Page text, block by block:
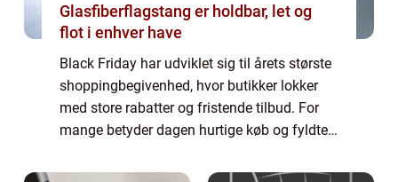
Glasfiberflagstang er holdbar, let og
flot i enhver have
Black Friday har udviklet sig til årets største
shoppingbegivenhed, hvor butikker lokker
med store rabatter og fristende tilbud. For
mange betyder dagen hurtige køb og fyldte
økonom...